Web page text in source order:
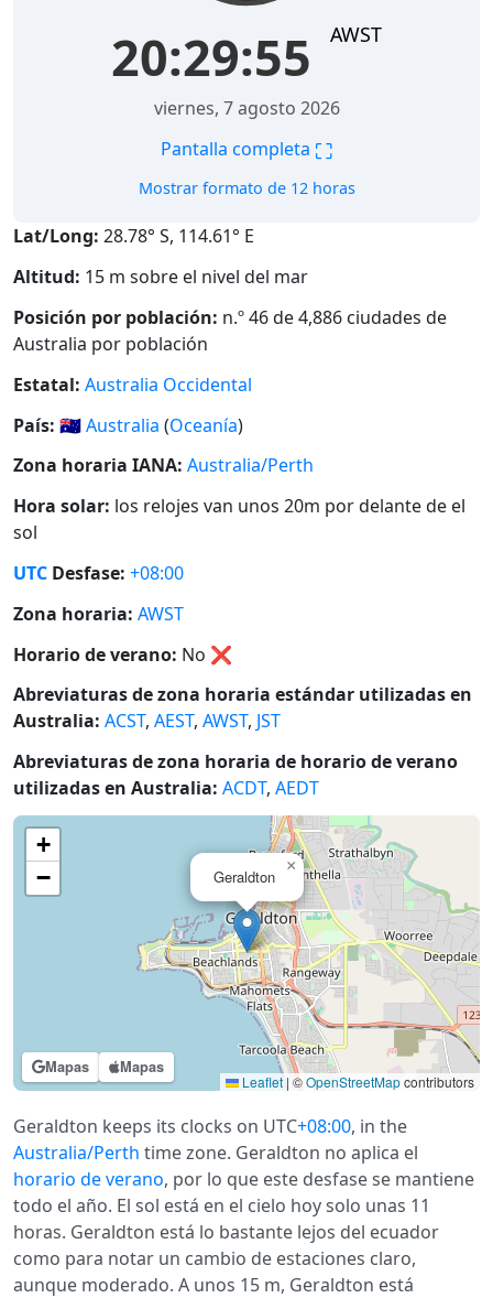
20:29:56 AWST
viernes, 7 agosto 2026
Pantalla completa ⛶
Mostrar formato de 12 horas
Lat/Long: 28.78° S, 114.61° E
Altitud: 15 m sobre el nivel del mar
Posición por población: n.º 46 de 4,886 ciudades de
Australia por población
Estatal: Australia Occidental
País: 🇦🇺Australia (Oceanía)
Zona horaria IANA: Australia/Perth
Hora solar: los relojes van unos 20m por delante de el
sol
UTC Desfase: +08:00
Zona horaria: AWST
Horario de verano: No ❌
Abreviaturas de zona horaria estándar utilizadas en
Australia: ACST, AEST, AWST, JST
Abreviaturas de zona horaria de horario de verano
utilizadas en Australia: ACDT, AEDT
Mapas Mapas
Geraldton
×
+
−
Leaflet | ©OpenStreetMapcontributors
Geraldton keeps its clocks on UTC+08:00, in the
Australia/Perth time zone. Geraldton no aplica el
horario de verano, por lo que este desfase se mantiene
todo el año. El sol está en el cielo hoy solo unas 11
horas. Geraldton está lo bastante lejos del ecuador
como para notar un cambio de estaciones claro,
aunque moderado. A unos 15 m, Geraldton está